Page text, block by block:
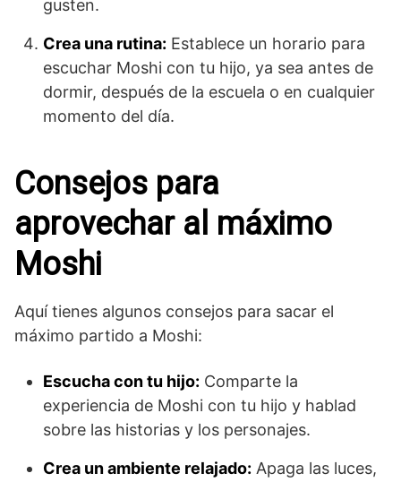
gusten.
Crea una rutina: Establece un horario para
escuchar Moshi con tu hijo, ya sea antes de
dormir, después de la escuela o en cualquier
momento del día.
Consejos para
aprovechar al máximo
Moshi
Aquí tienes algunos consejos para sacar el
máximo partido a Moshi:
Escucha con tu hijo: Comparte la
experiencia de Moshi con tu hijo y hablad
sobre las historias y los personajes.
Crea un ambiente relajado: Apaga las luces,